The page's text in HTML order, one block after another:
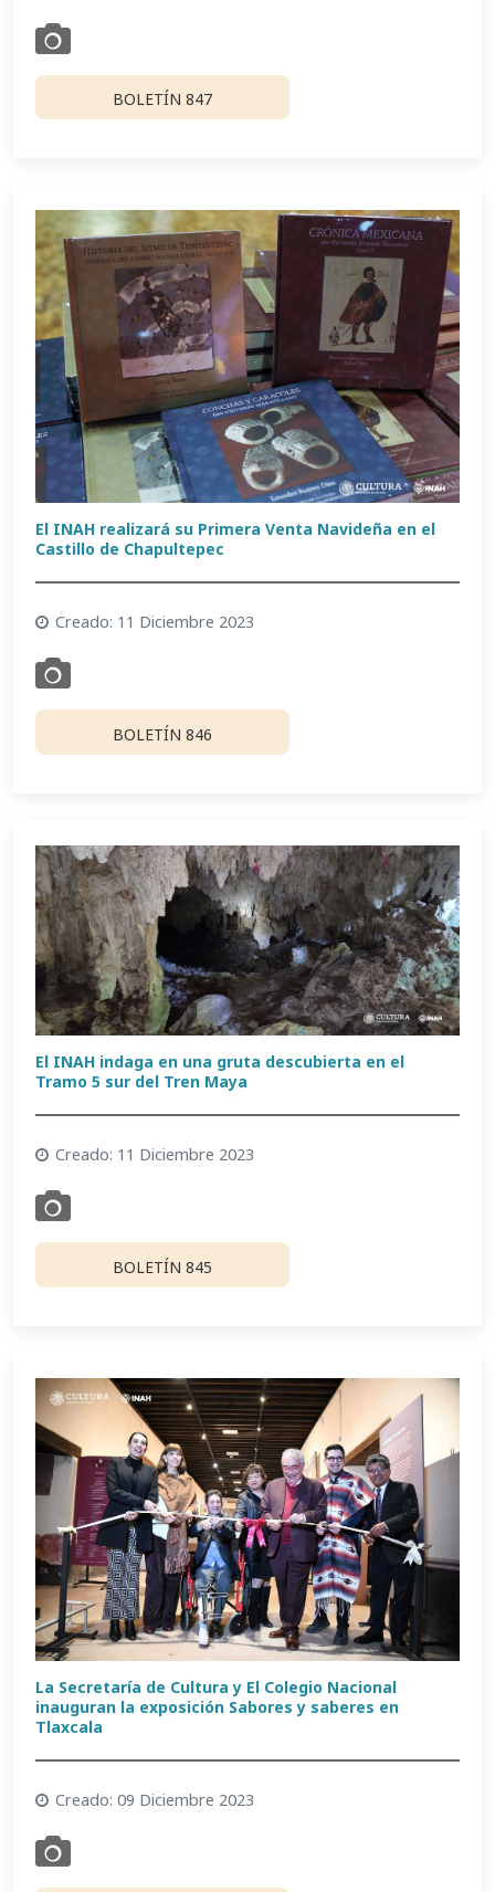
BOLETÍN 847
El INAH realizará su Primera Venta Navideña en el
Castillo de Chapultepec
Creado: 11 Diciembre 2023
BOLETÍN 846
El INAH indaga en una gruta descubierta en el
Tramo 5 sur del Tren Maya
Creado: 11 Diciembre 2023
BOLETÍN 845
La Secretaría de Cultura y El Colegio Nacional
inauguran la exposición Sabores y saberes en
Tlaxcala
Creado: 09 Diciembre 2023